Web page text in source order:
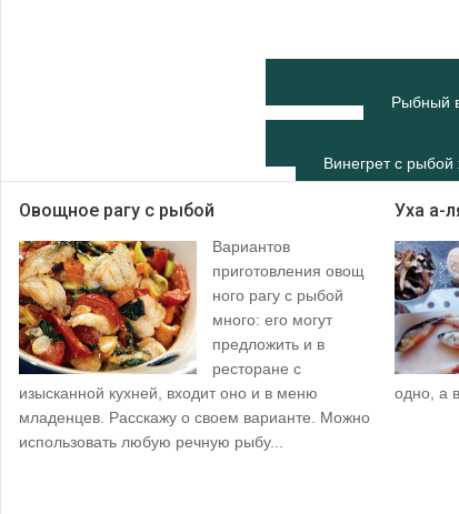
Рыбный
Винегрет с рыбой
Овощное рагу с рыбой
Вариантов
приготовления овощ
ного рагу с рыбой
много: его могут
предложить и в
ресторане с
изысканной кухней, входит оно и в меню
младенцев. Расскажу о своем варианте. Можно
использовать любую речную рыбу...
Уха а-
одно, а